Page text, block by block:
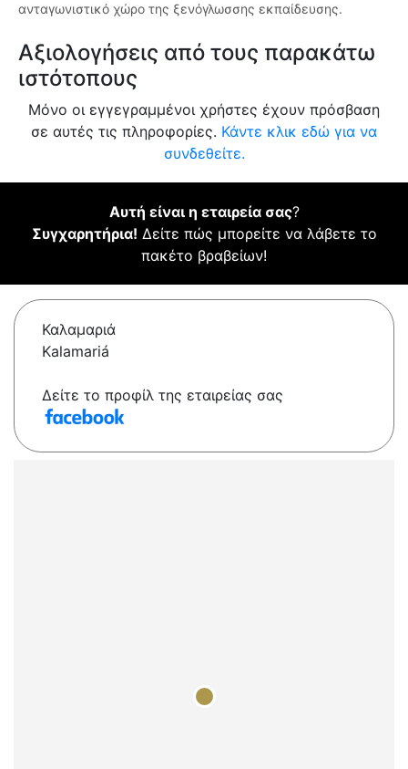
ανταγωνιστικό χώρο της ξενόγλωσσης εκπαίδευσης.
Αξιολογήσεις από τους παρακάτω
ιστότοπους
Μόνο οι εγγεγραμμένοι χρήστες έχουν πρόσβαση
σε αυτές τις πληροφορίες. Κάντε κλικ εδώ για να
συνδεθείτε.
Αυτή είναι η εταιρεία σας?
Συγχαρητήρια! Δείτε πώς μπορείτε να λάβετε το
πακέτο βραβείων!
Καλαμαριά
Kalamariá
Δείτε το προφίλ της εταιρείας σας